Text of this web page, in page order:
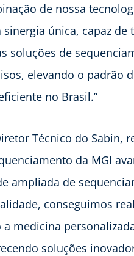
de nossa
sinergia única, capaz
soluções de
elevando o
no Brasil.”
Técnico do Sabin,
da MGI
ampliada de
conseguimos
medicina
soluções